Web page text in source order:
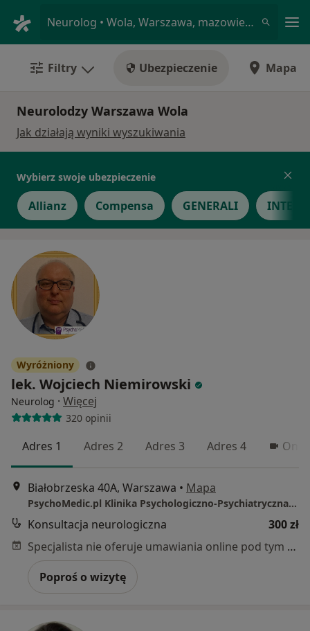
Neurolog • Wola, Warszawa, mazowieckie
Filtry Ubezpieczenie Mapa
Neurolodzy Warszawa Wola
Jak działają wyniki wyszukiwania
Wybierz swoje ubezpieczenie
Allianz Compensa GENERALI INTER
Wyróżniony
lek. Wojciech Niemirowski
Neurolog · Więcej
320 opinii
Adres 1 Adres 2 Adres 3 Adres 4
Białobrzeska 40A, Warszawa • Mapa
PsychoMedic.pl Klinika Psychologiczno-Psychiatryczna Warszawa ul. Białobrzeska 40A (Ochota, blisko Och Teatr)
Konsultacja neurologiczna
300 zł
Specjalista nie oferuje umawiania online pod tym adresem.
Poproś o wizytę